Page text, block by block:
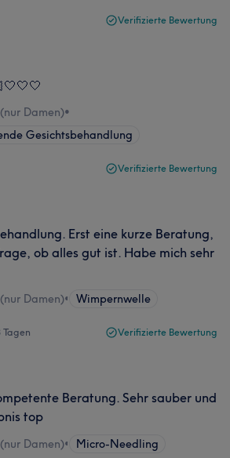
Verifizierte Bewertung
Damen)•
Gesichtsbehandlung
Verifizierte Bewertung
Erst eine kurze Beratung,
ob alles gut ist. Habe mich sehr
Damen)• Wimpernwelle
Tagen Verifizierte Bewertung
Beratung. Sehr sauber und
top
Damen)• Micro-Needling